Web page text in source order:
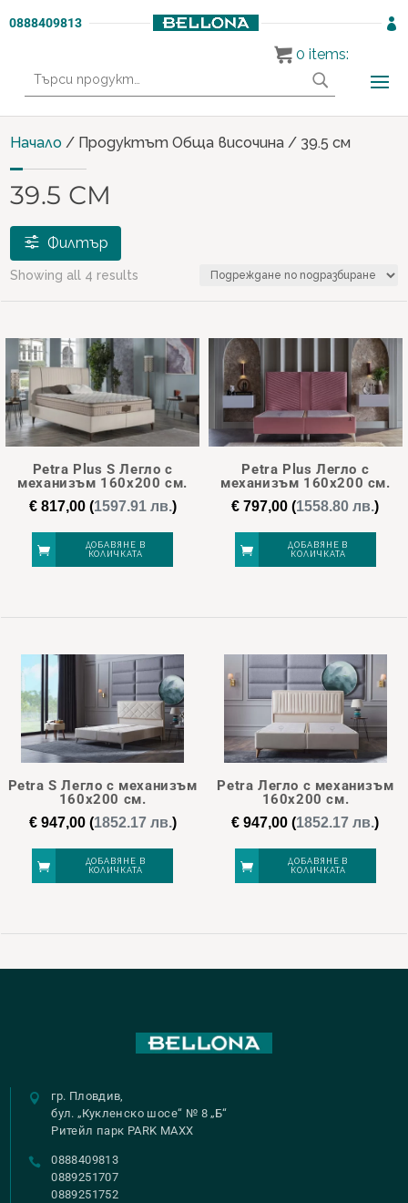
0888409813 
за:
Начало / Продуктът Обща височина / 39.5 см
39.5 СМ
Филтър
Продукти
МАТРАЦИ И ЛЕГЛА (4)
€ 797
797 835 910 947
Showing all 4 results
Petra Plus S Легло с
механизъм 160х200 см.
€817,00(1597.91 лв.)
ДОБАВЯНЕ В
КОЛИЧКАТА
Petra Plus Легло с
механизъм 160х200 см.
€ 797,00 (1558.80 лв.)
ДОБАВЯНЕ В
КОЛИЧКАТА
Petra S Легло с механизъм
160х200 см.
€947,00(1852.17 лв.)
ДОБАВЯНЕ В
КОЛИЧКАТА
Petra Легло с механизъм
160х200 см.
€ 947,00 (1852.17 лв.)
ДОБАВЯНЕ В
КОЛИЧКАТА
гр. Пловдив,
бул. „Кукленско шосе“ № 8 „Б“
Ритейл парк PARK MAXX
0888409813
0889251707
0889251752
0 items: